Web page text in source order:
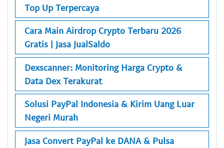
Top Up Terpercaya
Cara Main Airdrop Crypto Terbaru 2026
Gratis | Jasa JualSaldo
Dexscanner: Monitoring Harga Crypto &
Data Dex Terakurat
Solusi PayPal Indonesia & Kirim Uang Luar
Negeri Murah
Jasa Convert PayPal ke DANA & Pulsa